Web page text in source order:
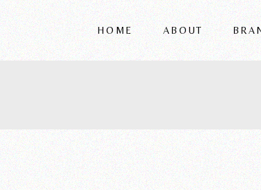
HOME ABOUT
WRIVER
ALSORG